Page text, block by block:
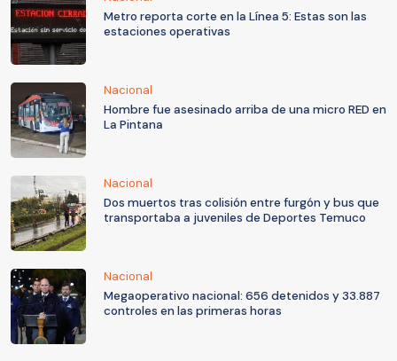
Metro reporta corte en la Línea 5: Estas son las
estaciones operativas
Nacional
Hombre fue asesinado arriba de una micro RED en
La Pintana
Nacional
Dos muertos tras colisión entre furgón y bus que
transportaba a juveniles de Deportes Temuco
Nacional
Megaoperativo nacional: 656 detenidos y 33.887
controles en las primeras horas